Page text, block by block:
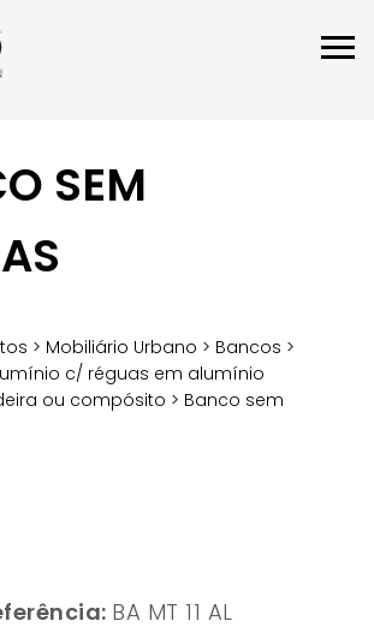
SEM
> Mobiliário Urbano > Bancos >
c/ réguas em alumínio
ou compósito > Banco sem
BA MT 11 AL